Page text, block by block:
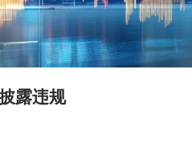
露违规